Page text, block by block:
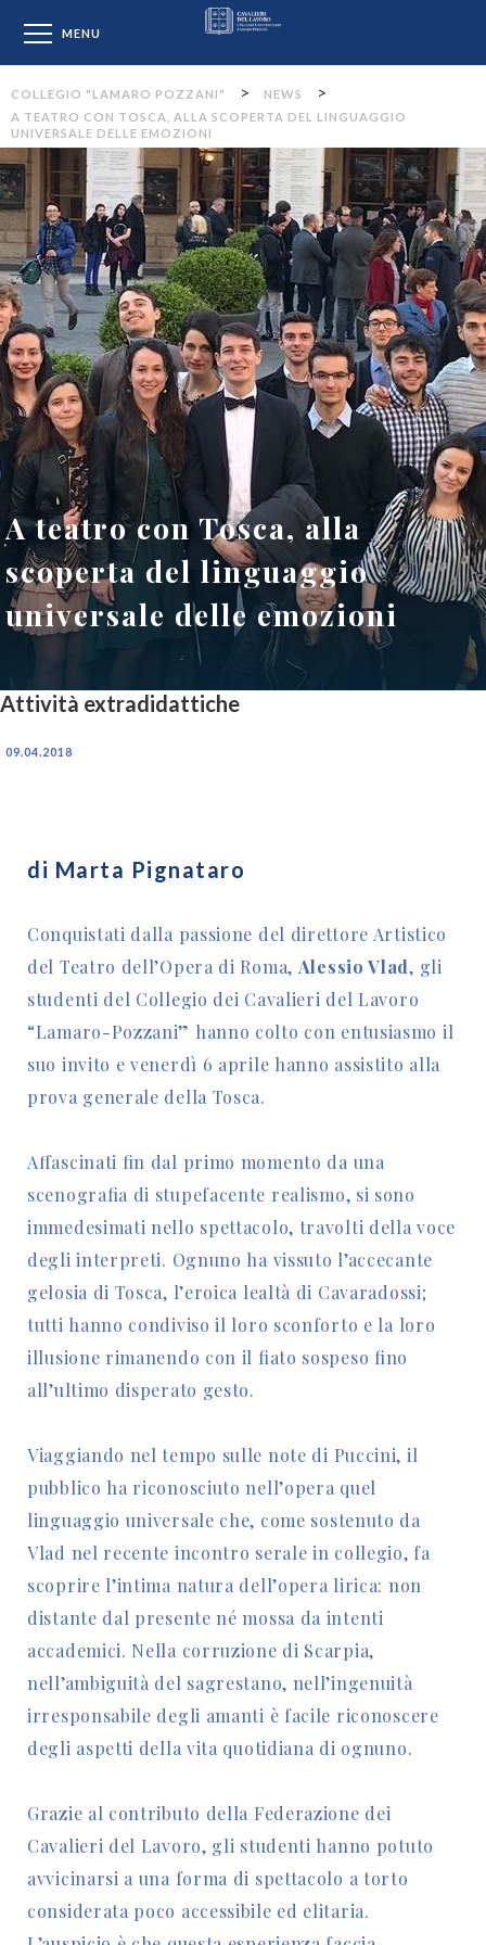
MENU
COLLEGIO "LAMARO POZZANI" > NEWS >
A TEATRO CON TOSCA, ALLA SCOPERTA DEL LINGUAGGIO
UNIVERSALE DELLE EMOZIONI
A teatro con Tosca, alla
scoperta del linguaggio
universale delle emozioni
Attività extradidattiche
09.04.2018
di Marta Pignataro
Conquistati dalla passione del direttore Artistico
del Teatro dell’Opera di Roma, Alessio Vlad, gli
studenti del Collegio dei Cavalieri del Lavoro
“Lamaro-Pozzani” hanno colto con entusiasmo il
suo invito e venerdì 6 aprile hanno assistito alla
prova generale della Tosca.
Affascinati fin dal primo momento da una
scenografia di stupefacente realismo, si sono
immedesimati nello spettacolo, travolti della voce
degli interpreti. Ognuno ha vissuto l’accecante
gelosia di Tosca, l’eroica lealtà di Cavaradossi;
tutti hanno condiviso il loro sconforto e la loro
illusione rimanendo con il fiato sospeso fino
all’ultimo disperato gesto.
Viaggiando nel tempo sulle note di Puccini, il
pubblico ha riconosciuto nell’opera quel
linguaggio universale che, come sostenuto da
Vlad nel recente incontro serale in collegio, fa
scoprire l’intima natura dell’opera lirica: non
distante dal presente né mossa da intenti
accademici. Nella corruzione di Scarpia,
nell’ambiguità del sagrestano, nell’ingenuità
irresponsabile degli amanti è facile riconoscere
degli aspetti della vita quotidiana di ognuno.
Grazie al contributo della Federazione dei
Cavalieri del Lavoro, gli studenti hanno potuto
avvicinarsi a una forma di spettacolo a torto
considerata poco accessibile ed elitaria.